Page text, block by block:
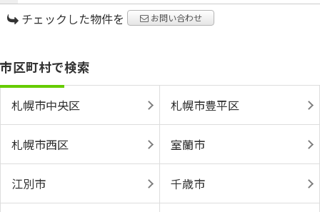
チェックした物件を お問い合わせ
市区町村で検索
札幌市中央区 札幌市豊平区
札幌市西区 室蘭市
江別市 千歳市